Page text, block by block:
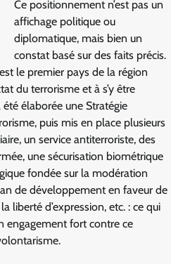
Ce positionnement n’est pas un
affichage politique ou
diplomatique, mais bien un
constat basé sur des faits précis.
le premier pays de la région
du terrorisme et à s’y être
été élaborée une Stratégie
puis mis en place plusieurs
un service antiterroriste, des
une sécurisation biométrique
fondée sur la modération
de développement en faveur de
liberté d’expression, etc. : ce qui
engagement fort contre ce